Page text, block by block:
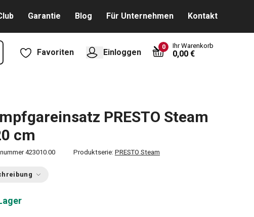
Garantie Blog Für Unternehmen Kontakt
Favoriten Einloggen
0 Ihr Warenkorb
0,00 €
PRESTO Steam
cm
423010.00 Produktserie: PRESTO Steam